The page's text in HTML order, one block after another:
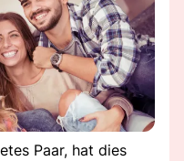
Paar, hat dies